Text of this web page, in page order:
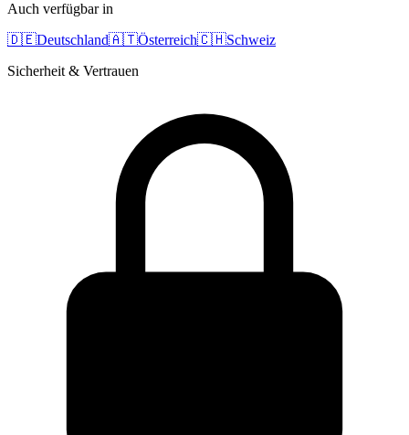
Auch verfügbar in
🇩🇪Deutschland🇦🇹Österreich🇨🇭Schweiz
Sicherheit & Vertrauen